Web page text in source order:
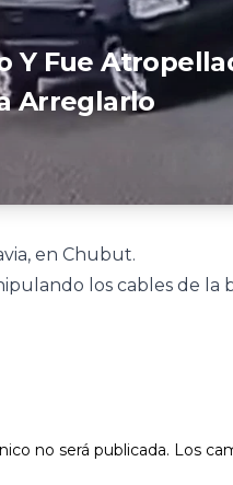
Y Fue
Arreglarlo
en Chubut.
los cables de
no será publicada. Los